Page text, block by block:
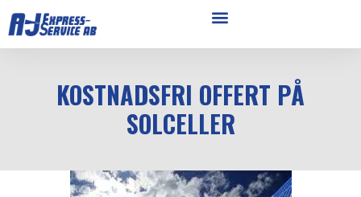
KOSTNADSFRI OFFERT PÅ
SOLCELLER